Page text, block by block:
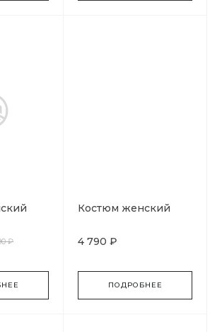
₽
Костюм женский
4 790 ₽
ПОДРОБНЕЕ